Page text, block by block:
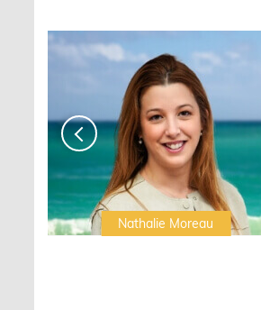
Nathalie Moreau